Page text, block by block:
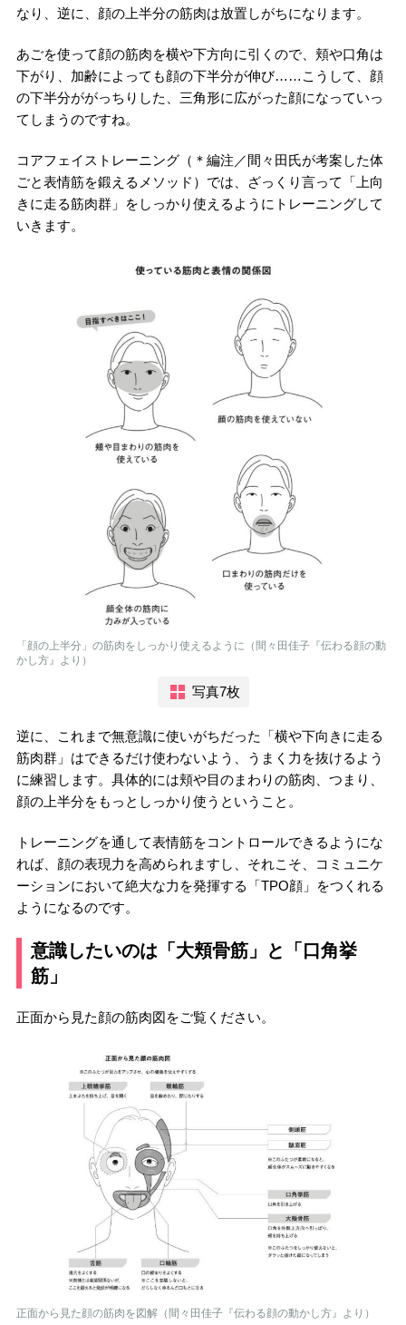
なり、逆に、顔の上半分の筋肉は放置しがちになります。
あごを使って顔の筋肉を横や下方向に引くので、頬や口角は
下がり、加齢によっても顔の下半分が伸び……こうして、顔
の下半分ががっちりした、三角形に広がった顔になっていっ
てしまうのですね。
コアフェイストレーニング（＊編注／間々田氏が考案した体
ごと表情筋を鍛えるメソッド）では、ざっくり言って「上向
きに走る筋肉群」をしっかり使えるようにトレーニングして
いきます。
「顔の上半分」の筋肉をしっかり使えるように（間々田佳子『伝わる顔の動
かし方』より）
写真7枚
逆に、これまで無意識に使いがちだった「横や下向きに走る
筋肉群」はできるだけ使わないよう、うまく力を抜けるよう
に練習します。具体的には頬や目のまわりの筋肉、つまり、
顔の上半分をもっとしっかり使うということ。
トレーニングを通して表情筋をコントロールできるようにな
れば、顔の表現力を高められますし、それこそ、コミュニケ
ーションにおいて絶大な力を発揮する「TPO顔」をつくれる
ようになるのです。
意識したいのは「大頬骨筋」と「口角挙
筋」
正面から見た顔の筋肉図をご覧ください。
正面から見た顔の筋肉を図解（間々田佳子『伝わる顔の動かし方』より）